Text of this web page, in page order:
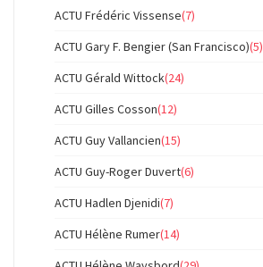
ACTU Frédéric Vissense(7)
ACTU Gary F. Bengier (San Francisco)(5)
ACTU Gérald Wittock(24)
ACTU Gilles Cosson(12)
ACTU Guy Vallancien(15)
ACTU Guy-Roger Duvert(6)
ACTU Hadlen Djenidi(7)
ACTU Hélène Rumer(14)